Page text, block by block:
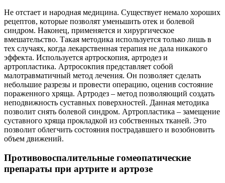
Не отстает и народная медицина. Существует немало хороших
рецептов, которые позволят уменьшить отек и болевой
синдром. Наконец, применяется и хирургическое
вмешательство. Такая методика используется только лишь в
тех случаях, когда лекарственная терапия не дала никакого
эффекта. Используется артроскопия, артродез и
артропластика. Артросокпия представляет собой
малотравматичный метод лечения. Он позволяет сделать
небольшие разрезы и провести операцию, оценив состояние
пораженного хряща. Артродез – метод позволяющий создать
неподвижность суставных поверхностей. Данная методика
позволит снять болевой синдром. Артропластика – замещение
суставного хряща прокладкой из собственных тканей. Это
позволит облегчить состояния пострадавшего и возобновить
объем движений.
Противовоспалительные гомеопатические
препараты при артрите и артрозе